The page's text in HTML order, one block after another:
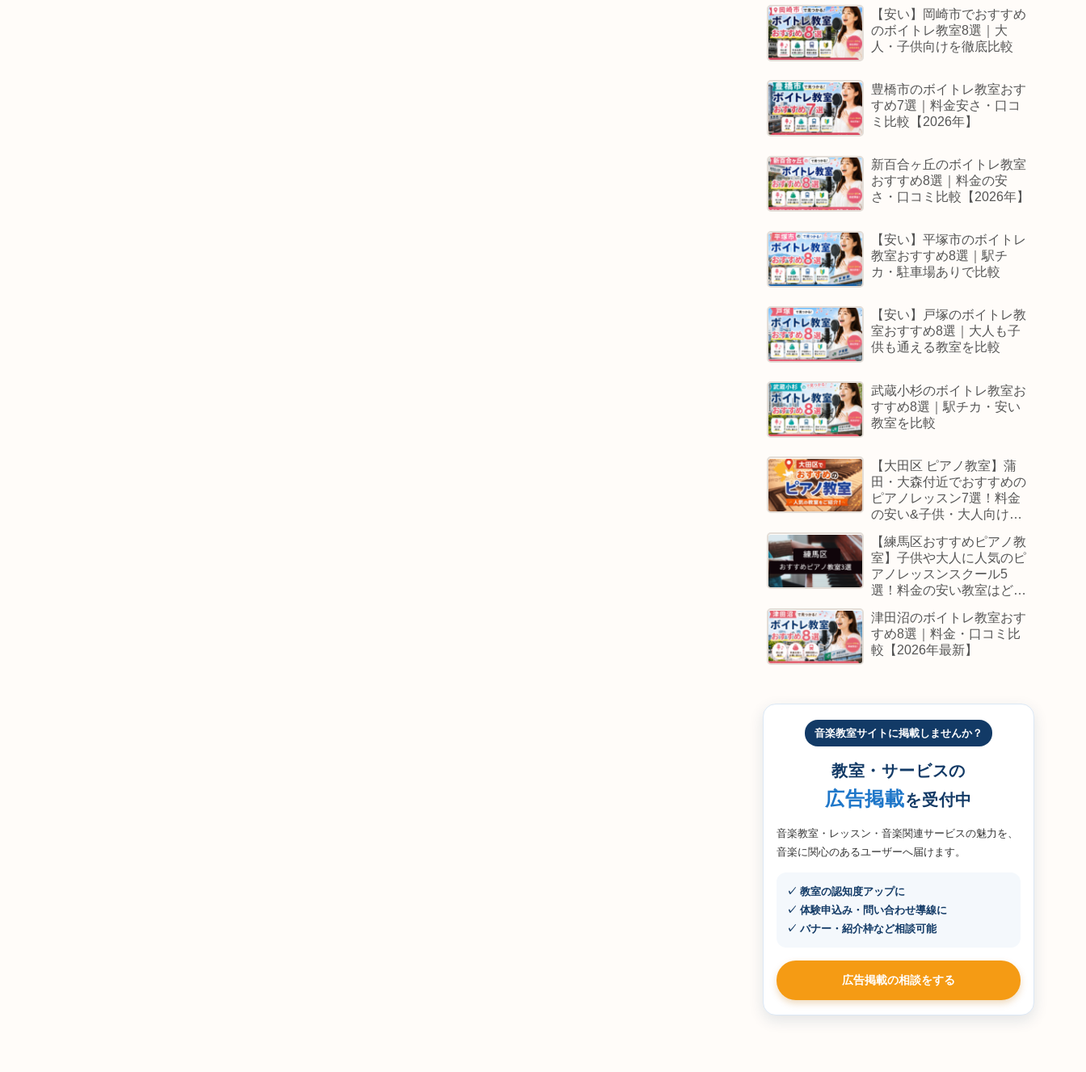
【安い】岡崎市でおすすめ
のボイトレ教室8選｜大
人・子供向けを徹底比較
豊橋市のボイトレ教室おす
すめ7選｜料金安さ・口コ
ミ比較【2026年】
新百合ヶ丘のボイトレ教室
おすすめ8選｜料金の安
さ・口コミ比較【2026年】
【安い】平塚市のボイトレ
教室おすすめ8選｜駅チ
カ・駐車場ありで比較
【安い】戸塚のボイトレ教
室おすすめ8選｜大人も子
供も通える教室を比較
武蔵小杉のボイトレ教室お
すすめ8選｜駅チカ・安い
教室を比較
【大田区 ピアノ教室】蒲
田・大森付近でおすすめの
ピアノレッスン7選！料金
の安い&子供・大人向けス
【練馬区おすすめピアノ教
室】子供や大人に人気のピ
アノレッスンスクール5
選！料金の安い教室はど
津田沼のボイトレ教室おす
すめ8選｜料金・口コミ比
較【2026年最新】
音楽教室サイトに掲載しませんか？
教室・サービスの
広告掲載を受付中
音楽教室・レッスン・音楽関連サービスの魅力を、
音楽に関心のあるユーザーへ届けます。
✓ 教室の認知度アップに
✓ 体験申込み・問い合わせ導線に
✓ バナー・紹介枠など相談可能
広告掲載の相談をする